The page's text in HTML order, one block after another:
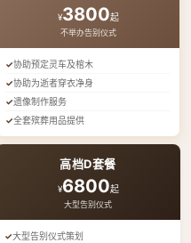
¥3800起
不举办告别仪式
协助预定灵车及棺木
协助为逝者穿衣净身
遗像制作服务
全套殡葬用品提供
高档D套餐
¥6800起
大型告别仪式
大型告别仪式策划